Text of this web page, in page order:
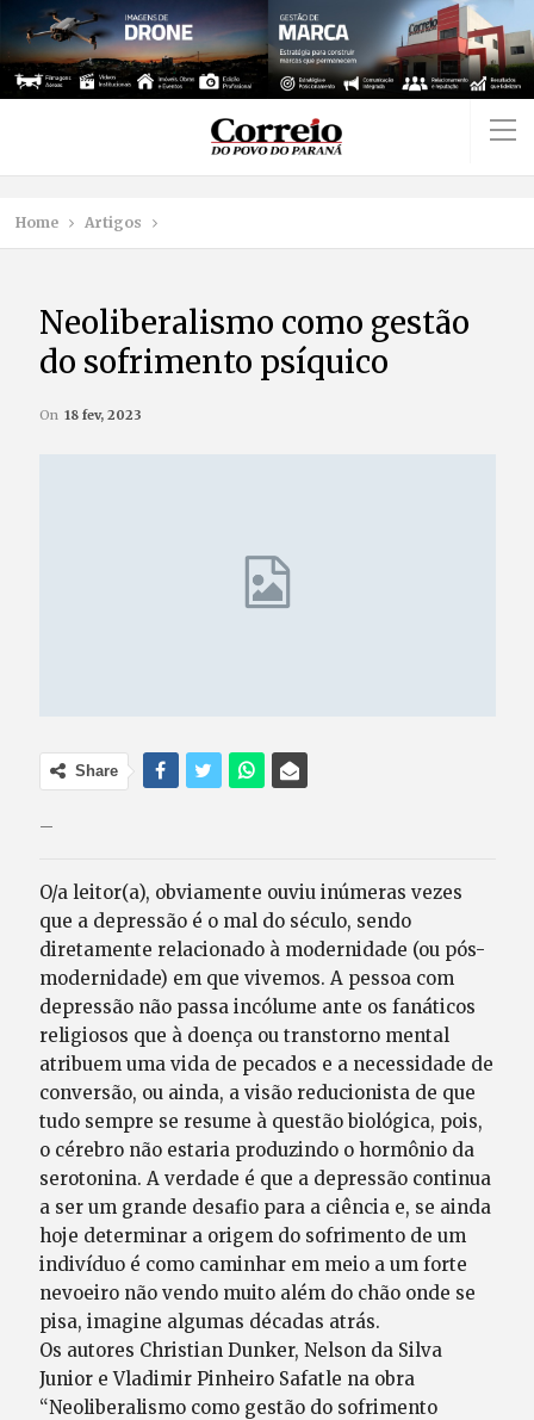
Home Artigos
Neoliberalismo como gestão
do sofrimento psíquico
On 18 fev, 2023
Share
–
O/a leitor(a), obviamente ouviu inúmeras vezes
que a depressão é o mal do século, sendo
diretamente relacionado à modernidade (ou pós-
modernidade) em que vivemos. A pessoa com
depressão não passa incólume ante os fanáticos
religiosos que à doença ou transtorno mental
atribuem uma vida de pecados e a necessidade de
conversão, ou ainda, a visão reducionista de que
tudo sempre se resume à questão biológica, pois,
o cérebro não estaria produzindo o hormônio da
serotonina. A verdade é que a depressão continua
a ser um grande desafio para a ciência e, se ainda
hoje determinar a origem do sofrimento de um
indivíduo é como caminhar em meio a um forte
nevoeiro não vendo muito além do chão onde se
pisa, imagine algumas décadas atrás.
Os autores Christian Dunker, Nelson da Silva
Junior e Vladimir Pinheiro Safatle na obra
“Neoliberalismo como gestão do sofrimento